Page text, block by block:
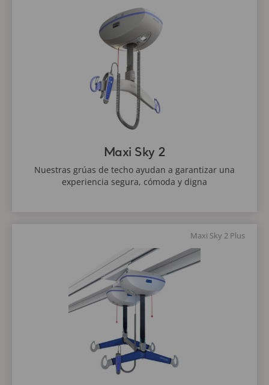
Maxi Sky 2
Nuestras grúas de techo ayudan a garantizar una
experiencia segura, cómoda y digna
Maxi Sky 2 Plus